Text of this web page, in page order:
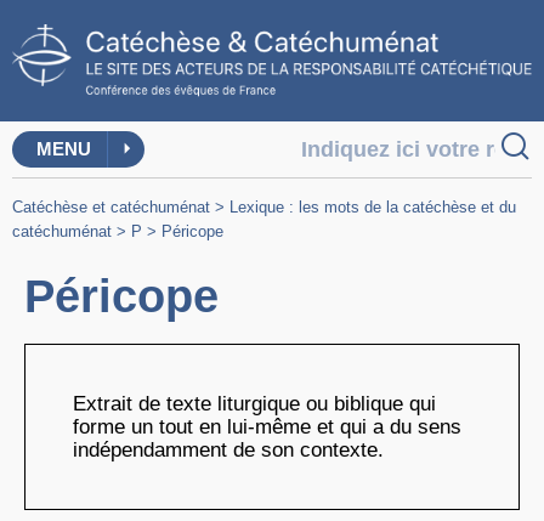
MENU
Catéchèse et catéchuménat > Lexique : les mots de la catéchèse et du
catéchuménat > P > Péricope
Péricope
Extrait de texte liturgique ou biblique qui
forme un tout en lui-même et qui a du sens
indépendamment de son contexte.